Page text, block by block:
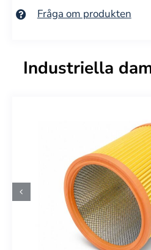
Fråga om produkten
Industriella